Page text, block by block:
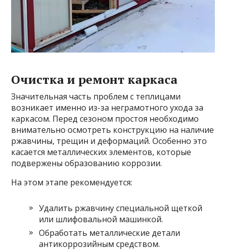
Очистка и ремонт каркаса
Значительная часть проблем с теплицами
возникает именно из-за неграмотного ухода за
каркасом. Перед сезоном простоя необходимо
внимательно осмотреть конструкцию на наличие
ржавчины, трещин и деформаций. Особенно это
касается металлических элементов, которые
подвержены образованию коррозии.
На этом этапе рекомендуется:
Удалить ржавчину специальной щеткой
или шлифовальной машинкой.
Обработать металлические детали
антикоррозийным средством.